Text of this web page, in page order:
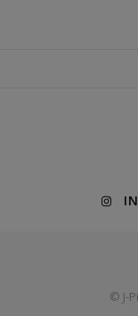
© J-